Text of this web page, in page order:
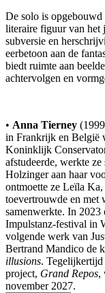
De solo is opgebouwd
literaire figuur van het
subversie en
eerbetoon aan de
biedt ruimte aan
achtervolgen en
• Anna Tierney
in Frankrijk en België
Koninklijk
afstudeerde, werkte
Holzinger aan haar
ontmoette ze Leïla
toevertrouwde en met
samenwerkte. In
Impulstanz-festival in
volgende werk van
Bertrand Mandico de
illusions. Tegelijkertijd
project, Grand Repos,
november 2027.